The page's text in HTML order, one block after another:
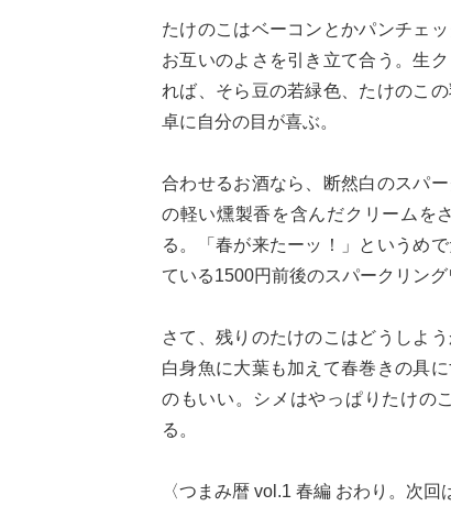
たけのこはベーコンとかパンチェ
お互いのよさを引き立て合う。生
れば、そら豆の若緑色、たけのこ
卓に自分の目が喜ぶ。
合わせるお酒なら、断然白のスパ
の軽い燻製香を含んだクリームを
る。「春が来たーッ！」というめ
ている1500円前後のスパークリン
さて、残りのたけのこはどうしよ
白身魚に大葉も加えて春巻きの具
のもいい。シメはやっぱりたけの
る。
〈つまみ暦 vol.1 春編 おわり。次回